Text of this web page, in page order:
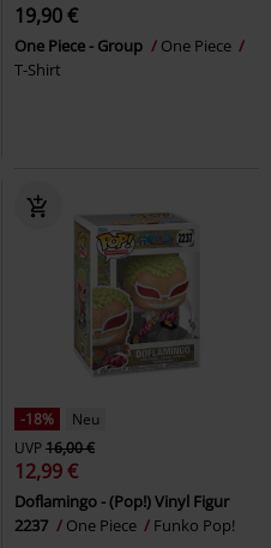
19,90 €
One Piece - Group
One Piece
T-Shirt
-18%
Neu
UVP16,00 €
12,99 €
Doflamingo - (Pop!) Vinyl Figur
2237
One Piece Funko Pop!